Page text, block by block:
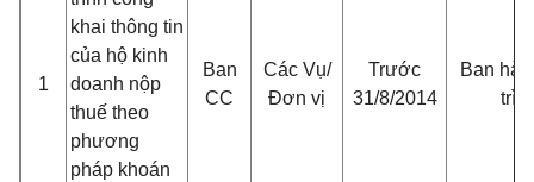
1
khai thông tin
của hộ kinh
doanh nộp
thuế theo
phương
pháp khoán
Ban
CC
Các Vụ/
Đơn vị
Trước
31/8/2014
Ban